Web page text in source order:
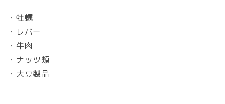
・牡蠣
・レバー
・牛肉
・ナッツ類
・大豆製品